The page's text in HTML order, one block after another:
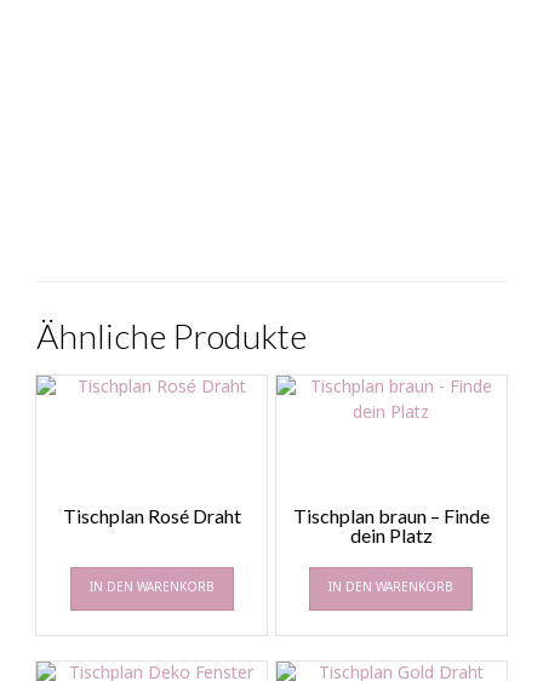
Ähnliche Produkte
Tischplan Rosé Draht
IN DEN WARENKORB
Tischplan braun – Finde
dein Platz
IN DEN WARENKORB